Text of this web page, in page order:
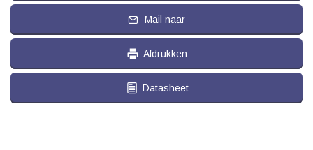
Mail naar
Afdrukken
Datasheet